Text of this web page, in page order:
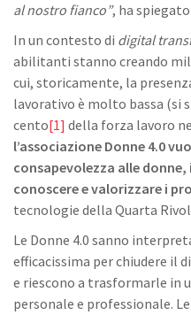
al nostro fianco”, ha
In un contesto di digital
abilitanti stanno creando
cui, storicamente, la
lavorativo è molto bassa (si
cento[1] della forza lavoro
l’associazione Donne 4.0
consapevolezza alle
conoscere e valorizzare i
tecnologie della Quarta
Le Donne 4.0 sanno
efficacissima per chiudere il
e riescono a trasformarle in
personale e professionale.